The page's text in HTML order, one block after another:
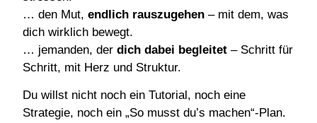
… den Mut,endlich rauszugehen – mit dem, was
dich wirklich bewegt.
… jemanden, derdich dabei begleitet – Schritt für
Schritt, mit Herz und Struktur.
Du willst nicht noch ein Tutorial, noch eine
Strategie, noch ein „So musst du’s machen“-Plan.